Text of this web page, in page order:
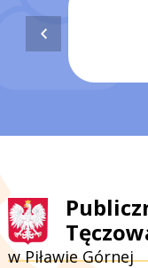
w Piławie Górnej